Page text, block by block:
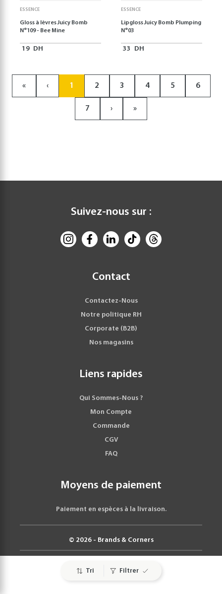
Tri Filtrer
ESSENCE
Gloss à lèvres Juicy Bomb
N°109 - Bee Mine
19 DH
ESSENCE
Lipgloss Juicy Bomb Plumping
N°03
33 DH
« ‹ 1 2 3 4 5 6
7 › »
Suivez-nous sur :
Contact
Contactez-Nous
Notre politique RH
Corporate (B2B)
Nos magasins
Liens rapides
Qui Sommes-Nous ?
Mon Compte
Commande
CGV
FAQ
Moyens de paiement
Paiement en espèces à la livraison.
© 2026 - Brands & Corners